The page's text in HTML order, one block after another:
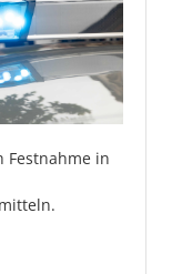
Festnahme in